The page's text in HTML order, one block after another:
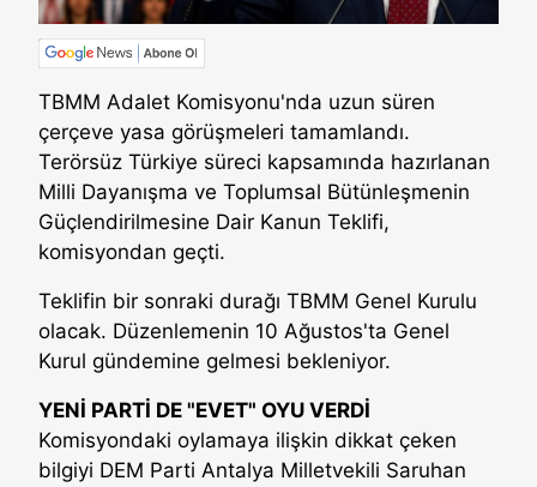
TBMM Adalet Komisyonu'nda uzun süren
çerçeve yasa görüşmeleri tamamlandı.
Terörsüz Türkiye süreci kapsamında hazırlanan
Milli Dayanışma ve Toplumsal Bütünleşmenin
Güçlendirilmesine Dair Kanun Teklifi,
komisyondan geçti.
Teklifin bir sonraki durağı TBMM Genel Kurulu
olacak. Düzenlemenin 10 Ağustos'ta Genel
Kurul gündemine gelmesi bekleniyor.
YENİ PARTİ DE "EVET" OYU VERDİ
Komisyondaki oylamaya ilişkin dikkat çeken
bilgiyi DEM Parti Antalya Milletvekili Saruhan